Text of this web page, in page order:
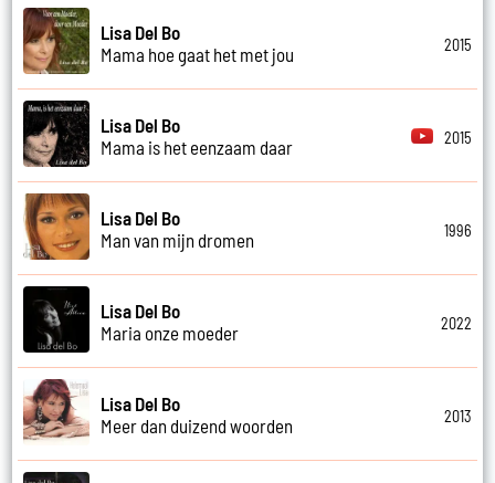
Lisa Del Bo
Mama hoe gaat het met jou
2015
Lisa Del Bo
Mama is het eenzaam daar
2015
Lisa Del Bo
Man van mijn dromen
1996
Lisa Del Bo
Maria onze moeder
2022
Lisa Del Bo
Meer dan duizend woorden
2013